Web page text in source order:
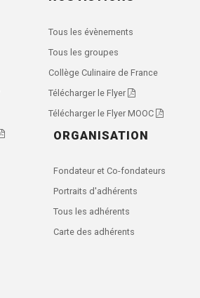
Tous les évènements
Tous les groupes
Collège Culinaire de France
Télécharger le Flyer
Télécharger le Flyer MOOC
ORGANISATION
Fondateur et Co-fondateurs
Portraits d'adhérents
Tous les adhérents
Carte des adhérents